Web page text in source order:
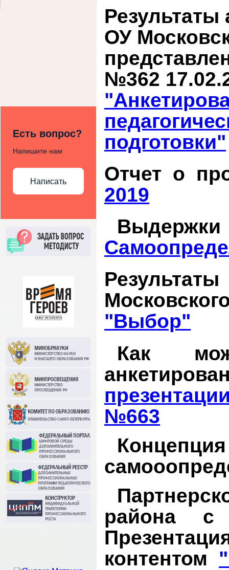
Результаты
ОУ
№362
подготовки"
Отчет о
2019
"Выбор"
Как
№663
района
контентом
Есть вопрос?
Напишите нам
Написать